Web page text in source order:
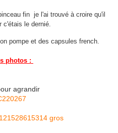
fin je l'ai trouvé à croire qu'il
c'étais le dernié.
pompe et des capsules french.
photos :
agrandir